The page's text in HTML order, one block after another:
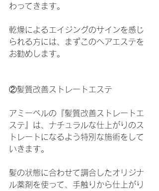
わってきます。
乾燥によるエイジングのサインを感じ
られる方には、まずこのヘアエステを
お勧めします。
②髪質改善ストレートエステ
アミーベルの『髪質改善ストレートエ
ステ』は、ナチュラルな仕上がりのス
トレートになるよう特別な施術をして
いきます。
髪の状態に合わせて調合したオリジナ
ル薬剤を使って、手触りから仕上がり